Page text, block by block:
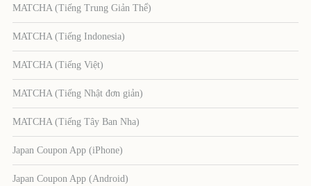
MATCHA (Tiếng Trung Giản Thể)
MATCHA (Tiếng Indonesia)
MATCHA (Tiếng Việt)
MATCHA (Tiếng Nhật đơn giản)
MATCHA (Tiếng Tây Ban Nha)
Japan Coupon App (iPhone)
Japan Coupon App (Android)